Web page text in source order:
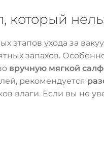
который
этапов ухода за
запахов.
вручную мягкой
рекомендуется
влаги. Если вы не